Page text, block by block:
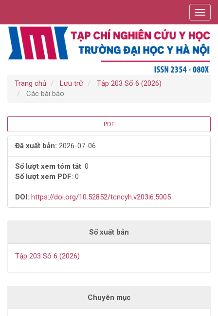
chính
Nội
dung
chính
Trang chủ Lưu trữ
Tập 203 Số 6 (2026)
Các bài báo
Thanh
bên
bài
viết
PDF
Đã xuất bản: 2026-07-06
Số lượt xem tóm tắt: 0
Số lượt xem PDF: 0
DOI: https://doi.org/10.52852/tcncyh.v203i6.5005
Số xuất bản
Tập 203 Số 6 (2026)
Chuyên mục